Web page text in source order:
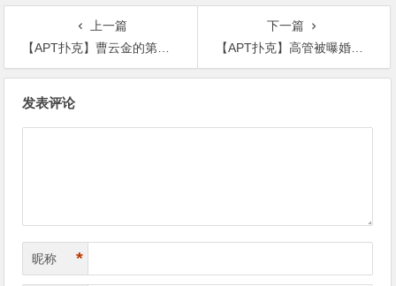
上一篇
【APT扑克】曹云金的第二部电视剧作品，与两位实力派演员同台飙戏期待大火！
下一篇
【APT扑克】高管被曝婚内出轨，录音曝光每句话都让人感到无比震惊
发表评论
昵称 *